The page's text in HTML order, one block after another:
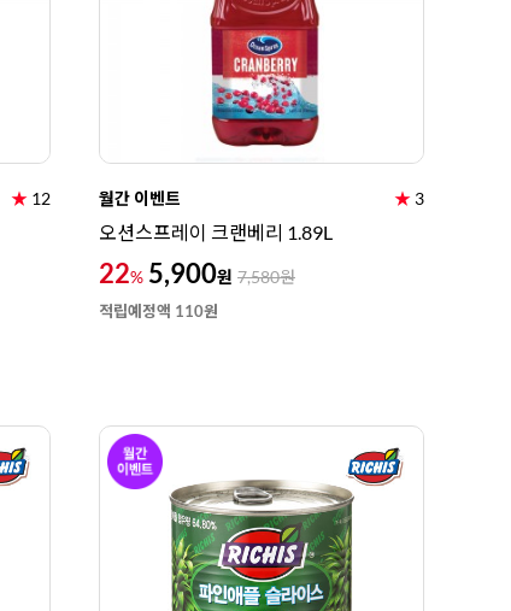
★ 12 월간 이벤트 ★ 3
오션스프레이 크랜베리 1.89L
22% 5,900원 7,580원
적립예정액 110원